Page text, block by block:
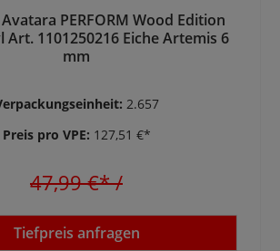
PERFORM Wood Edition
Art. 1101250216 Eiche Artemis 6
mm
2.657
Preis pro VPE: 127,51 €*
47,99 €*/
Tiefpreis anfragen